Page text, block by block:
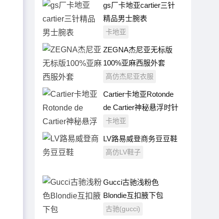
gs厂卡地亚cartier三针
精品男士腕表
卡地亚
ZEGNA杰尼亚无标版
100%亚麻西服外套
高仿杰尼亚衣服
Cartier卡地亚Rotonde
de Cartier神秘悬浮时针
腕表
卡地亚
LV路易威登商务豆豆鞋
高仿LV鞋子
Gucci古驰浅粉色
Blondie互扣腋下包
古驰(gucci)